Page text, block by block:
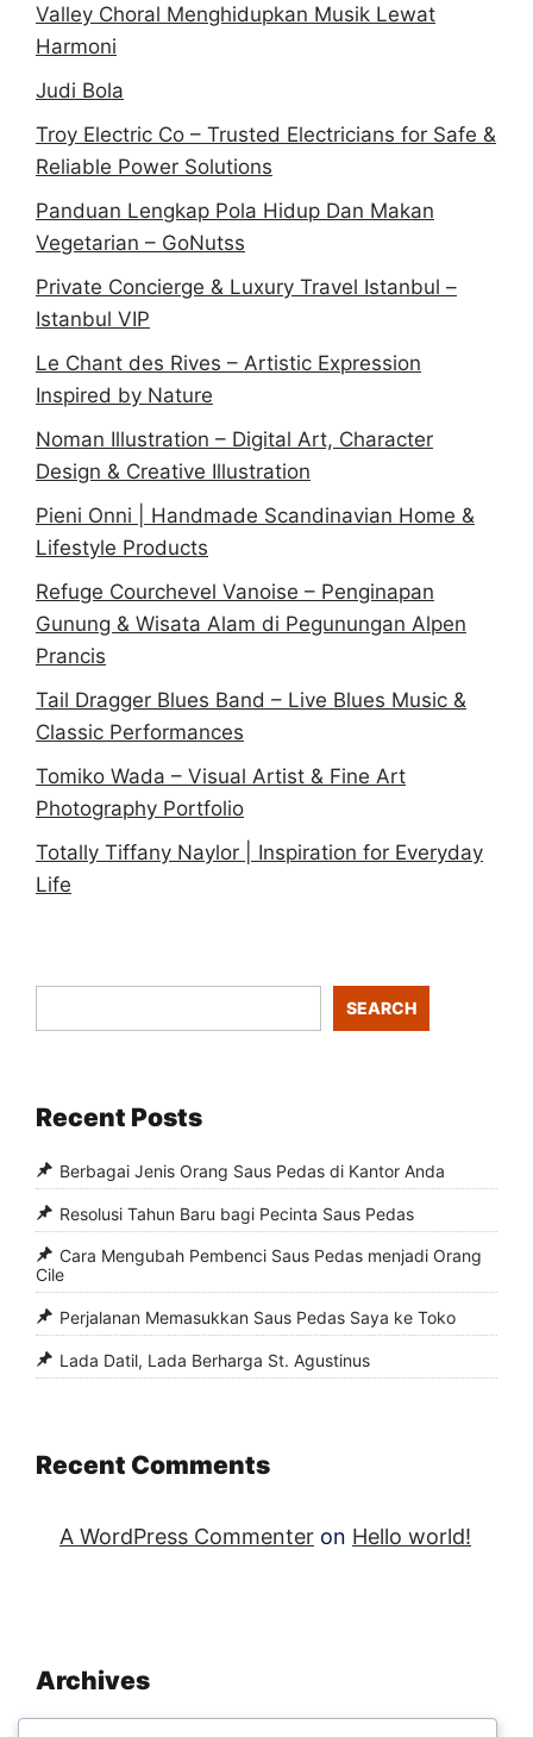
Valley Choral Menghidupkan Musik Lewat
Harmoni
Judi Bola
Troy Electric Co – Trusted Electricians for Safe &
Reliable Power Solutions
Panduan Lengkap Pola Hidup Dan Makan
Vegetarian – GoNutss
Private Concierge & Luxury Travel Istanbul –
Istanbul VIP
Le Chant des Rives – Artistic Expression
Inspired by Nature
Noman Illustration – Digital Art, Character
Design & Creative Illustration
Pieni Onni | Handmade Scandinavian Home &
Lifestyle Products
Refuge Courchevel Vanoise – Penginapan
Gunung & Wisata Alam di Pegunungan Alpen
Prancis
Tail Dragger Blues Band – Live Blues Music &
Classic Performances
Tomiko Wada – Visual Artist & Fine Art
Photography Portfolio
Totally Tiffany Naylor | Inspiration for Everyday
Life
SEARCH
Recent Posts
Berbagai Jenis Orang Saus Pedas di Kantor Anda
Resolusi Tahun Baru bagi Pecinta Saus Pedas
Cara Mengubah Pembenci Saus Pedas menjadi Orang
Cile
Perjalanan Memasukkan Saus Pedas Saya ke Toko
Lada Datil, Lada Berharga St. Agustinus
Recent Comments
A WordPress Commenter on Hello world!
Archives